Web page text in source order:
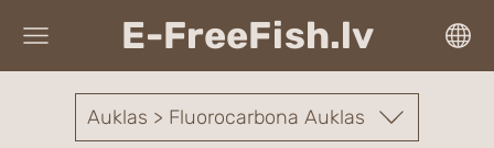
E-FreeFish.lv
Auklas > Fluorocarbona Auklas